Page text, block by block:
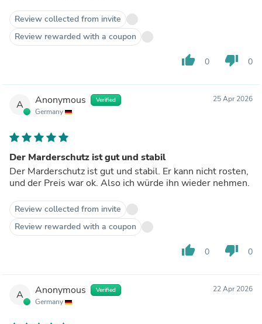
Review collected from invite
Review rewarded with a coupon
thumb_up 0 thumb_down 0
A Anonymous Verified
Germany
25 Apr 2026
Der Marderschutz ist gut und stabil
Der Marderschutz ist gut und stabil. Er kann nicht rosten,
und der Preis war ok. Also ich würde ihn wieder nehmen.
Review collected from invite
Review rewarded with a coupon
thumb_up 0 thumb_down 0
A Anonymous Verified
Germany
22 Apr 2026